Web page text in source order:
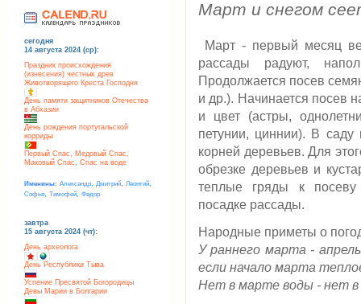
сегодня
14 августа 2024 (ср):
Праздник происхождения
(изнесения) честных древ
Животворящего Креста Господня
День памяти защитников Отечества
в Абхазии
День рождения португальской
корриды
Первый Спас, Медовый Спас,
Маковый Спас, Спас на воде
Именины: Александр Дмитрий Леонтий
Софья Тимофей Федор
завтра
15 августа 2024 (чт):
День археолога
День Республики Тыва
Успение Пресвятой Богородицы
Девы Марии в Болгарии
Март и снегом
Март - первый месяц
рассады радуют,
Продолжается посев
и др.). Начинается посев
и цвет (астры,
петунии, циннии). В
корней деревьев. Для
обрезке деревьев и
теплые гряды к посеву
посадке рассады.
Народные приметы о
У раннего марта -
если начало марта
Нет в марте воды - нет в